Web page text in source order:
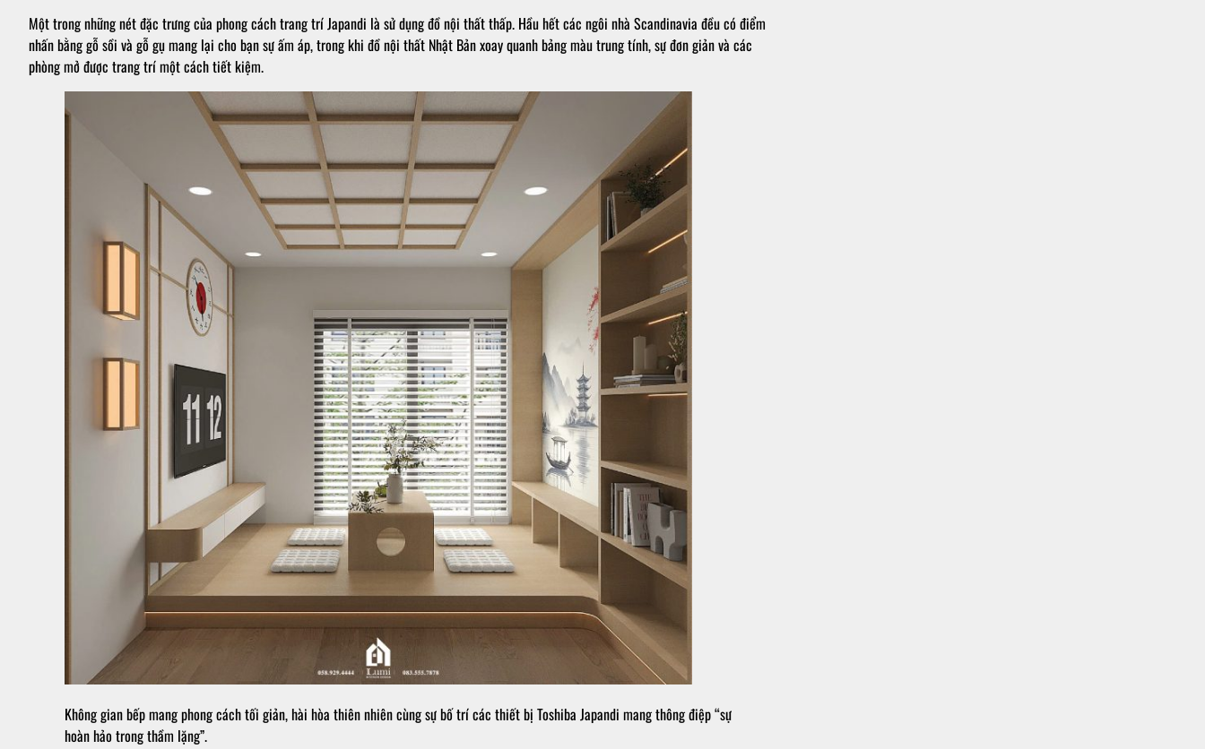
Một trong những nét đặc trưng của phong cách trang trí Japandi là sử dụng đồ nội thất thấp. Hầu hết các ngôi nhà Scandinavia đều có điểm
nhấn bằng gỗ sồi và gỗ gụ mang lại cho bạn sự ấm áp, trong khi đồ nội thất Nhật Bản xoay quanh bảng màu trung tính, sự đơn giản và các
phòng mở được trang trí một cách tiết kiệm.
Không gian bếp mang phong cách tối giản, hài hòa thiên nhiên cùng sự bố trí các thiết bị Toshiba Japandi mang thông điệp “sự
hoàn hảo trong thầm lặng”.